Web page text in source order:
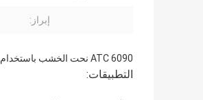
إبراز:
6090 ATC نحت الخشب باستخدام الحاسب الآلي جهاز التوجيه باستخدام الحاسب الآلي الاكريليك قطع النقش آلة
التطبيقات: